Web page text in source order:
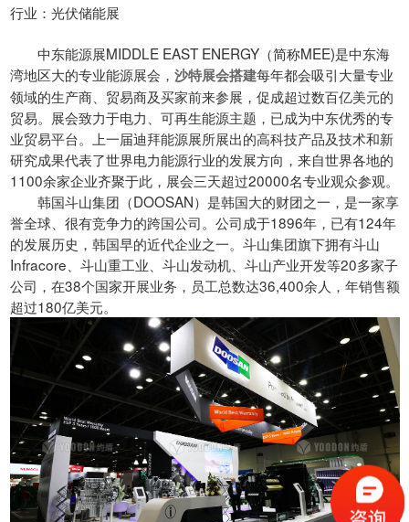
行业：光伏储能展
中东能源展MIDDLE EAST ENERGY（简称MEE)是中东海
湾地区大的专业能源展会， 沙特展会搭建每年都会吸引大量专业
领域的生产商、贸易商及买家前来参展，促成超过数百亿美元的
贸易。展会致力于电力、可再生能源主题，已成为中东优秀的专
业贸易平台。上一届迪拜能源展所展出的高科技产品及技术和新
研究成果代表了世界电力能源行业的发展方向，来自世界各地的
1100余家企业齐聚于此，展会三天超过20000名专业观众参观。
韩国斗山集团（DOOSAN）是韩国大的财团之一，是一家享
誉全球、很有竞争力的跨国公司。公司成于1896年，已有124年
的发展历史，韩国早的近代企业之一。斗山集团旗下拥有斗山
Infracore、斗山重工业、斗山发动机、斗山产业开发等20多家子
公司，在38个国家开展业务，员工总数达36,400余人，年销售额
超过180亿美元。